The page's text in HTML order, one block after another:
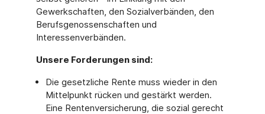
Gewerkschaften, den Sozialverbänden, den
Berufsgenossenschaften und
Interessenverbänden.
Unsere Forderungen sind:
Die gesetzliche Rente muss wieder in den
Mittelpunkt rücken und gestärkt werden.
Eine Rentenversicherung, die sozial gerecht